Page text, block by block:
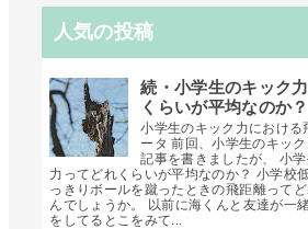
人気の投稿
続・小学生のキック
くらいが平均なのか？
小学生のキック力における
ータ 前回、小学生のキッ
記事を書きましたが、 小
力ってどれくらいが平均なのか？ 小学校
っきりボールを蹴ったときの飛距離って
んでしょうか。 以前に海くんと友達が一
をしてるとこをみて...